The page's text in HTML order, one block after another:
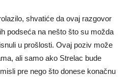
shvatiće da ovaj razgovor
ih podseća na nešto što su možda
u prošlosti. Ovaj poziv može
ali samo ako Strelac bude
pre nego što donese konačnu